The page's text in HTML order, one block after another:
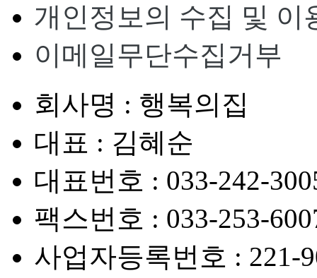
개인정보의 수집 및 이
이메일무단수집거부
회사명 : 행복의집
대표 : 김혜순
대표번호 : 033-242-
팩스번호 : 033-253-
사업자등록번호 : 221-